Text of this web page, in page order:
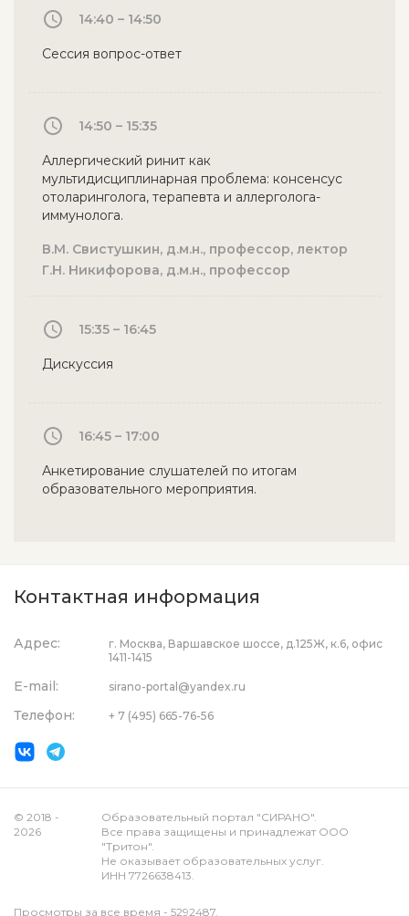
14:40 – 14:50
Сессия вопрос-ответ
14:50 – 15:35
Аллергический ринит как
мультидисциплинарная проблема: консенсус
отоларинголога, терапевта и аллерголога-
иммунолога.
В.М. Свистушкин, д.м.н., профессор, лектор
Г.Н. Никифорова, д.м.н., профессор
15:35 – 16:45
Дискуссия
16:45 – 17:00
Анкетирование слушателей по итогам
образовательного мероприятия.
Контактная информация
Адрес:
г. Москва, Варшавское шоссе, д.125Ж, к.6, офис
1411-1415
E-mail: sirano-portal@yandex.ru
Телефон: + 7 (495) 665-76-56
© 2018 -
2026
Образовательный портал "СИРАНО".
Все права защищены и принадлежат ООО
"Тритон".
Не оказывает образовательных услуг.
ИНН 7726638413.
Просмотры за все время - 5292487.